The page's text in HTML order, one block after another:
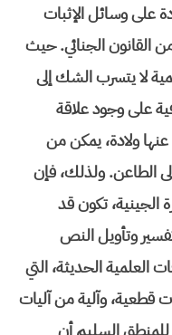
على وسائل الإثبات
حصراً بمقتضى الفصل 493 من القانون الجنائي. حيث
لا يتسرب الشك إلى
على وجود علاقة
ولادة، يمكن من
الطاعن. ولذلك، فإن
الجينية، تكون قد
وتأويل النص
العلمية الحديثة، التي
قطعية، وآلية من آليات
للمنطق السليم أن